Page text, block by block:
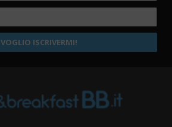
VOGLIO ISCRIVERMI!